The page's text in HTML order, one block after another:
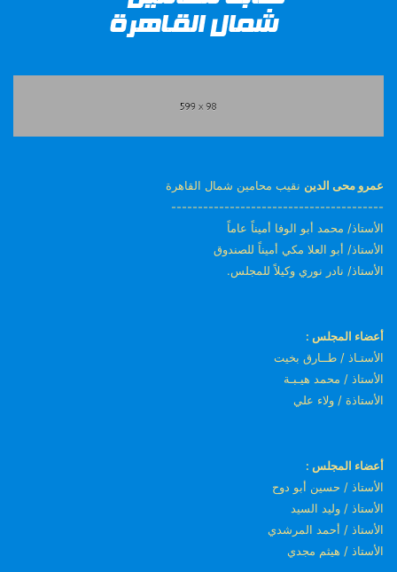
عمرو محى الدين نقيب محامين شمال القاهرة
----------------------------------------
الأستاذ/ محمد أبو الوفا أميناً عاماً
الأستاذ/ أبو العلا مكي أميناً للصندوق
الأستاذ/ نادر نوري وكيلاً للمجلس.
أعضاء المجلس :
الأستـاذ / طــارق بخيت
الأستاذ / محمد هيـبـة
الأستاذة / ولاء علي
أعضاء المجلس :
الأستاذ / حسين أبو دوح
الأستاذ / وليد السيد
الأستاذ / أحمد المرشدي
الأستاذ / هيثم مجدي